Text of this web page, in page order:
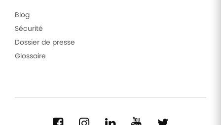
Blog
Sécurité
Dossier de presse
Glossaire